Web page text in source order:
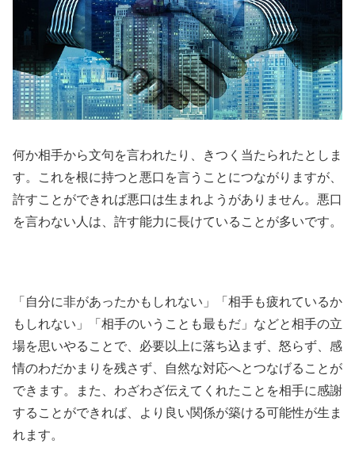
何か相手から文句を言われたり、きつく当たられたとしま
す。これを根に持つと悪口を言うことにつながりますが、
許すことができれば悪口は生まれようがありません。悪口
を言わない人は、許す能力に長けていることが多いです。
「自分に非があったかもしれない」「相手も疲れているか
もしれない」「相手のいうことも最もだ」などと相手の立
場を思いやることで、必要以上に落ち込まず、怒らず、感
情のわだかまりを残さず、自然な対応へとつなげることが
できます。また、わざわざ伝えてくれたことを相手に感謝
することができれば、より良い関係が築ける可能性が生ま
れます。